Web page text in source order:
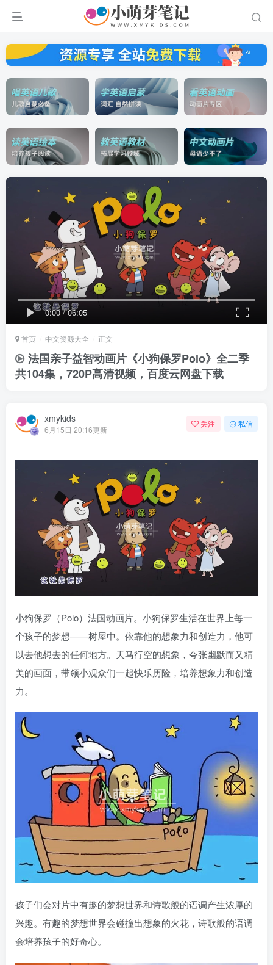
0:00/06:05
首页 中文资源大全 正文
法国亲子益智动画片《小狗保罗Polo》全二季
共104集，720P高清视频，百度云网盘下载
xmykids
6月15日 20:16更新
关注 私信
小狗保罗（Polo）法国动画片。小狗保罗生活在世界上每一
个孩子的梦想——树屋中。依靠他的想象力和创造力，他可
以去他想去的任何地方。天马行空的想象，夸张幽默而又精
美的画面，带领小观众们一起快乐历险，培养想象力和创造
力。
孩子们会对片中有趣的梦想世界和诗歌般的语调产生浓厚的
兴趣。有趣的梦想世界会碰撞出想象的火花，诗歌般的语调
会培养孩子的好奇心。